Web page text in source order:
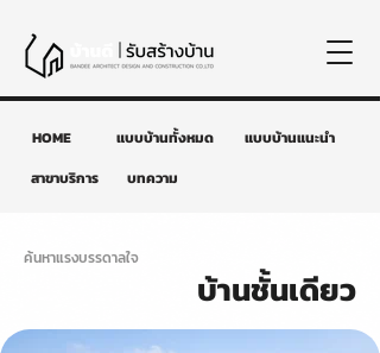
HOME แบบบ้านทั้งหมด
แบบบ้านแนะนำ
สาขาบริการ
บทความ
ค้นหาแรงบรรดาลใจ
บ้านชั้นเดียว